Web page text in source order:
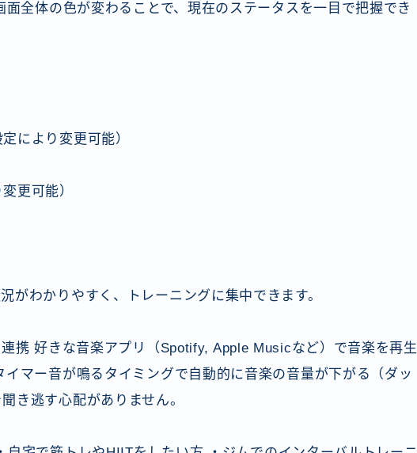
全体の色が変わることで、現在のステータスを一目で把握でき
により変更可能）
更可能）
がわかりやすく、トレーニングに集中できます。
携 好きな音楽アプリ（Spotify, Apple Musicなど）で音楽を再生
イマー音が鳴るタイミングで自動的に音楽の音量が下がる（ダッ
き逃す心配がありません。